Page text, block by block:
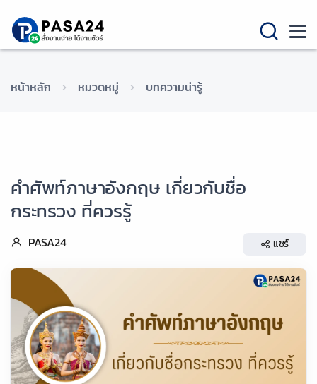
หน้าหลัก หมวดหมู่ บทความน่ารู้
คำศัพท์ภาษาอังกฤษ เกี่ยวกับชื่อ
กระทรวง ที่ควรรู้
PASA24 แชร์